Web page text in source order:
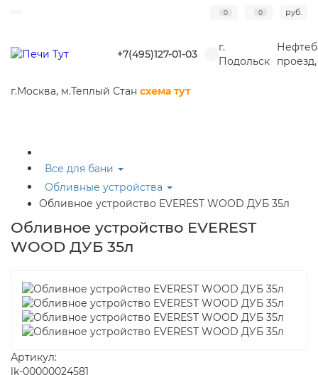
0 0 руб.
+7(495)127-01-03
г.
Подольск
г.Москва, м.Теплый Стан схема тут
Все для бани
Обливные устройства
Обливное устройство EVEREST WOOD ДУБ 35л
Обливное устройство EVEREST
WOOD ДУБ 35л
Артикул:
lk-00000024581